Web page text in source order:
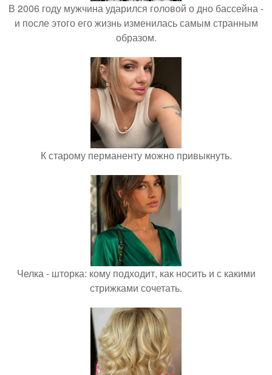
В 2006 году мужчина ударился головой о дно бассейна -
и после этого его жизнь изменилась самым странным
образом.
К старому перманенту можно привыкнуть.
Челка - шторка: кому подходит, как носить и с какими
стрижками сочетать.